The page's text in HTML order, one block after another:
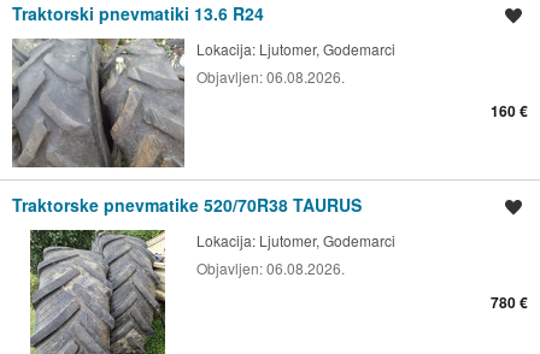
Traktorski pnevmatiki 13.6 R24
Lokacija: Ljutomer, Godemarci
Objavljen:06.08.2026.
160 €
Traktorske pnevmatike 520/70R38 TAURUS
Lokacija: Ljutomer, Godemarci
Objavljen:06.08.2026.
780 €